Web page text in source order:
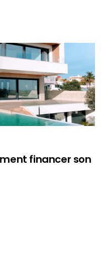
financer son